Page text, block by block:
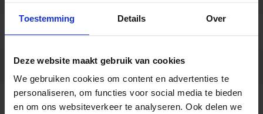
Toestemming Details Over
Deze website maakt gebruik van cookies
We gebruiken cookies om content en advertenties te
personaliseren, om functies voor social media te bieden
en om ons websiteverkeer te analyseren. Ook delen we
Aansluiting Insteekconnector 3-polig
Merk Philips